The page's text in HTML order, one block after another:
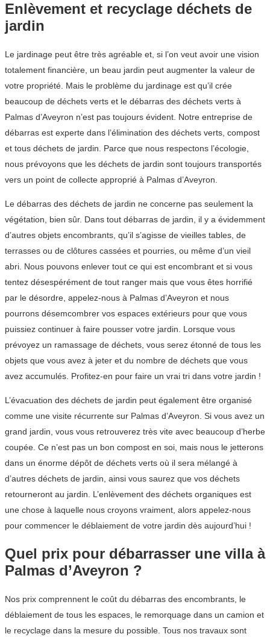
Enlèvement et recyclage déchets de
jardin
Le jardinage peut être très agréable et, si l’on veut avoir une vision
totalement financière, un beau jardin peut augmenter la valeur de
votre propriété. Mais le problème du jardinage est qu’il crée
beaucoup de déchets verts et le débarras des déchets verts à
Palmas d’Aveyron n’est pas toujours évident. Notre entreprise de
débarras est experte dans l’élimination des déchets verts, compost
et tous déchets de jardin. Parce que nous respectons l’écologie,
nous prévoyons que les déchets de jardin sont toujours transportés
vers un point de collecte approprié à Palmas d’Aveyron.
Le débarras des déchets de jardin ne concerne pas seulement la
végétation, bien sûr. Dans tout débarras de jardin, il y a évidemment
d’autres objets encombrants, qu’il s’agisse de vieilles tables, de
terrasses ou de clôtures cassées et pourries, ou même d’un vieil
abri. Nous pouvons enlever tout ce qui est encombrant et si vous
tentez désespérément de tout ranger mais que vous êtes horrifié
par le désordre, appelez-nous à Palmas d’Aveyron et nous
pourrons désemcombrer vos espaces extérieurs pour que vous
puissiez continuer à faire pousser votre jardin. Lorsque vous
prévoyez un ramassage de déchets, vous serez étonné de tous les
objets que vous avez à jeter et du nombre de déchets que vous
avez accumulés. Profitez-en pour faire un vrai tri dans votre jardin !
L’évacuation des déchets de jardin peut également être organisé
comme une visite récurrente sur Palmas d’Aveyron. Si vous avez un
grand jardin, vous vous retrouverez très vite avec beaucoup d’herbe
coupée. Ce n’est pas un bon compost en soi, mais nous le jetterons
dans un énorme dépôt de déchets verts où il sera mélangé à
d’autres déchets de jardin, ainsi vous saurez que vos déchets
retourneront au jardin. L’enlèvement des déchets organiques est
une chose à laquelle nous croyons vraiment, alors appelez-nous
pour commencer le déblaiement de votre jardin dès aujourd’hui !
Quel prix pour débarrasser une villa à
Palmas d’Aveyron ?
Nos prix comprennent le coût du débarras des encombrants, le
déblaiement de tous les espaces, le remorquage dans un camion et
le recyclage dans la mesure du possible. Tous nos travaux sont